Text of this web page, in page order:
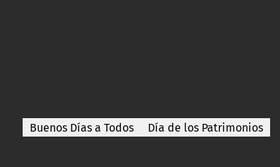
Buenos Días a Todos Día de los Patrimonios